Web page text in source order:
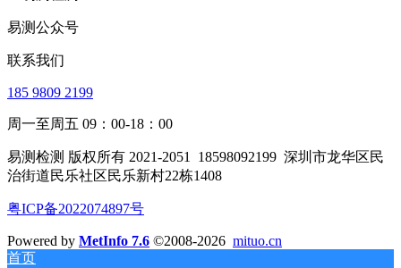
易测公众号
联系我们
185 9809 2199
周一至周五 09：00-18：00
易测检测 版权所有 2021-2051 18598092199 深圳市龙华区民
治街道民乐社区民乐新村22栋1408
粤ICP备2022074897号
Powered by MetInfo 7.6 ©2008-2026 mituo.cn
首页